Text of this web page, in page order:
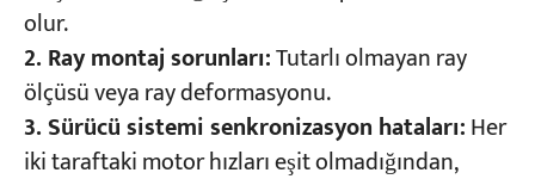
olur.
2. Ray montaj sorunları:Tutarlı olmayan ray
ölçüsü veya ray deformasyonu.
3. Sürücü sistemi senkronizasyon hataları:Her
iki taraftaki motor hızları eşit olmadığından,